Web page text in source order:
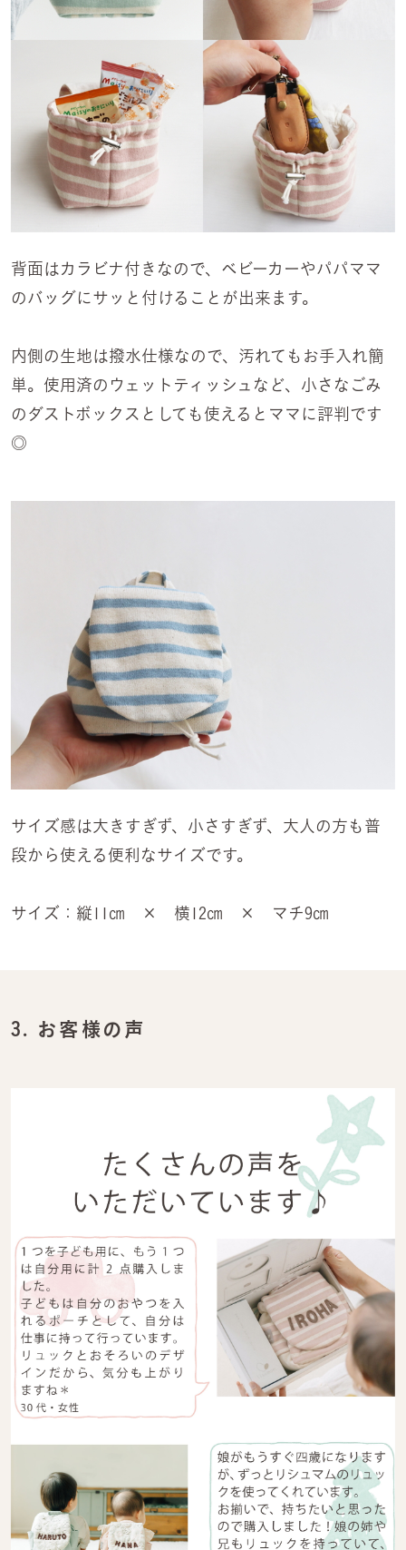
背面はカラビナ付きなので、ベビーカーやパパママ
のバッグにサッと付けることが出来ます。
内側の生地は撥水仕様なので、汚れてもお手入れ簡
単。使用済のウェットティッシュなど、小さなごみ
のダストボックスとしても使えるとママに評判です
◎
サイズ感は大きすぎず、小さすぎず、大人の方も普
段から使える便利なサイズです。
サイズ：縦11㎝ × 横12㎝ × マチ9㎝
3. お客様の声